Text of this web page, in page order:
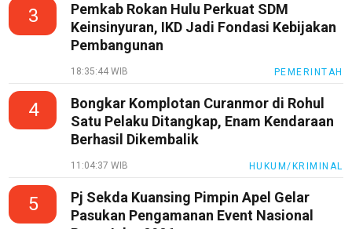
3
Pemkab Rokan Hulu Perkuat SDM
Keinsinyuran, IKD Jadi Fondasi Kebijakan
Pembangunan
18:35:44 WIB PEMERINTAH
4
Bongkar Komplotan Curanmor di Rohul
Satu Pelaku Ditangkap, Enam Kendaraan
Berhasil Dikembalik
11:04:37 WIB HUKUM/KRIMINAL
5
Pj Sekda Kuansing Pimpin Apel Gelar
Pasukan Pengamanan Event Nasional